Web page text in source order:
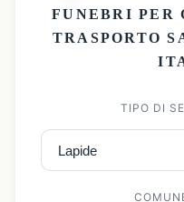
FUNEBRI PER
TRASPORTO
TIPO DI